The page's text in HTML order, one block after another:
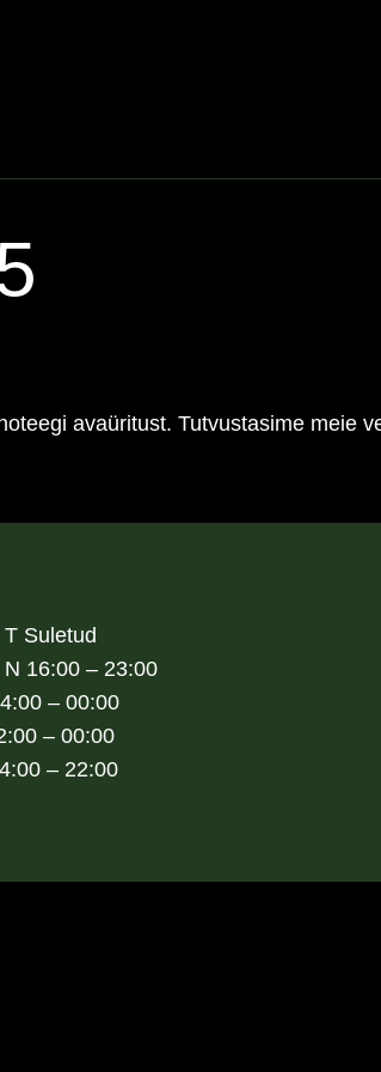
avaüritust. Tutvustasime meie
T Suletud
N 16:00 – 23:00
– 00:00
– 00:00
– 22:00